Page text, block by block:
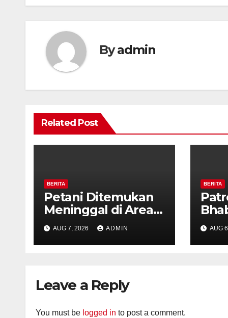
Byadmin
Related Post
BERITA
Petani Ditemukan
Meninggal di Area
Persawahan
Kalibeji, Polisi
Pastikan Tidak Ada
AUG 7, 2026 ADMIN
BERITA
dan
AUG
Leave a Reply
You must be logged in to post a comment.